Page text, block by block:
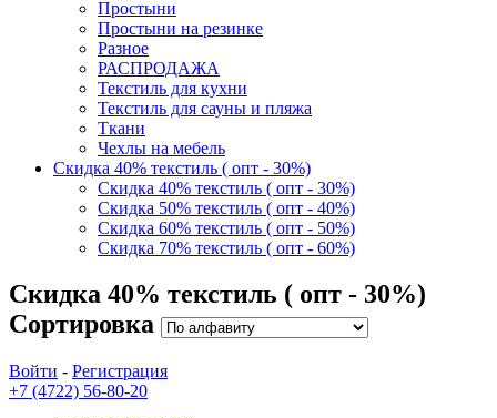
Простыни
Простыни на резинке
Разное
РАСПРОДАЖА
Текстиль для кухни
Текстиль для сауны и пляжа
Ткани
Чехлы на мебель
Скидка 40% текстиль ( опт - 30%)
Скидка 40% текстиль ( опт - 30%)
Скидка 50% текстиль ( опт - 40%)
Скидка 60% текстиль ( опт - 50%)
Скидка 70% текстиль ( опт - 60%)
Скидка 40% текстиль ( опт - 30%)
Сортировка
Войти - Регистрация
+7 (4722) 56-80-20